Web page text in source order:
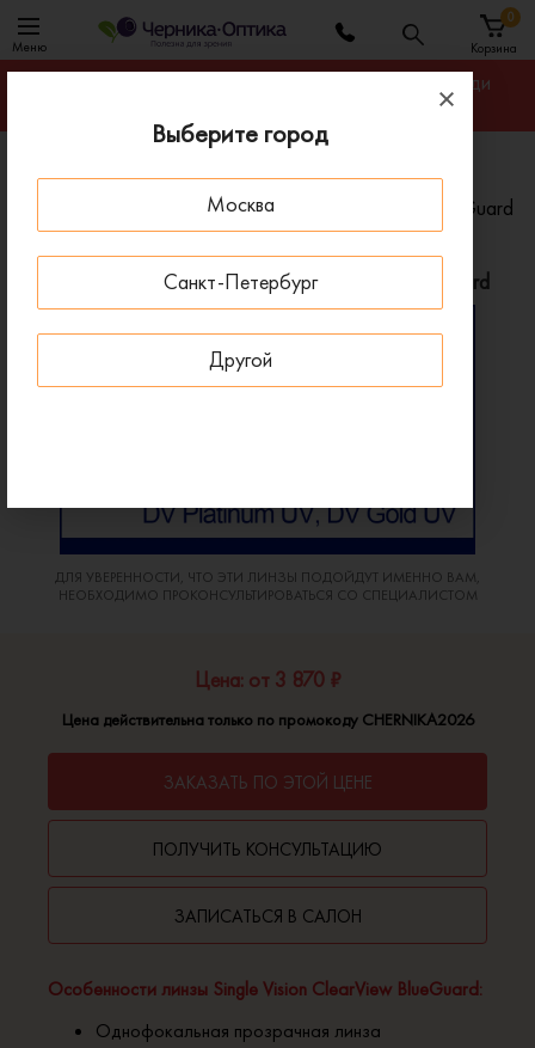
Выберите город
Москва
Санкт-Петербург
Другой
Меню Корзина
0
Гарантируем лучшую цену на линзы для очков среди
Главная
Линзы для очков
Линзы для очков Zeiss Single Vision ClearView BlueGuard
Линзы для очков Zeiss Single Vision ClearView BlueGuard
ДЛЯ УВЕРЕННОСТИ, ЧТО ЭТИ ЛИНЗЫ ПОДОЙДУТ ИМЕННО ВАМ,
НЕОБХОДИМО ПРОКОНСУЛЬТИРОВАТЬСЯ СО СПЕЦИАЛИСТОМ
Особенности линзы Single Vision ClearView BlueGuard:
Однофокальная прозрачная линза
Цена: от 3 870 ₽
Цена действительна только по промокоду CHERNIKA2026
ЗАКАЗАТЬ ПО ЭТОЙ ЦЕНЕ
ПОЛУЧИТЬ КОНСУЛЬТАЦИЮ
ЗАПИСАТЬСЯ В САЛОН